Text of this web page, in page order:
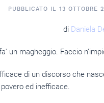
PUBBLICATO IL 13 OTTOBRE
di Daniela
un magheggio. Faccio
di un discorso che
ed inefficace.